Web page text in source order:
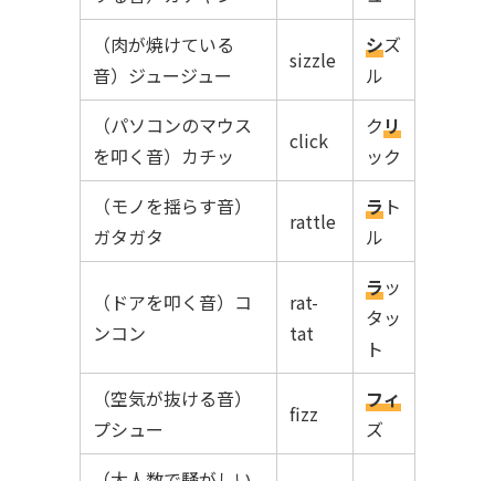
（肉が焼けている
音）ジュージュー
sizzle
シズ
ル
（パソコンのマウス
を叩く音）カチッ
click
クリ
ック
（モノを揺らす音）
ガタガタ
rattle
ラ ト
ル
（ドアを叩く音）コ
ンコン
rat-
tat
ラッ
タッ
ト
（空気が抜ける音）
プシュー
fizz
フィ
ズ